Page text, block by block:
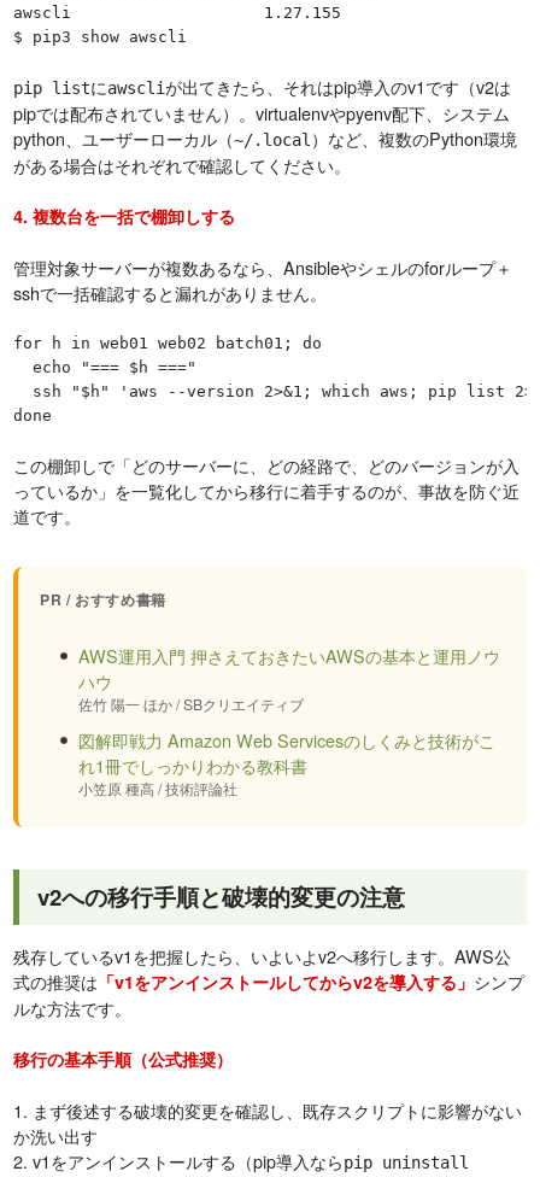
awscli                    1.27.155
$ pip3 show awscli
pip listにawscliが出てきたら、それはpip導入のv1です（v2は
pipでは配布されていません）。virtualenvやpyenv配下、システム
python、ユーザーローカル（~/.local）など、複数のPython環境
がある場合はそれぞれで確認してください。
4. 複数台を一括で棚卸しする
管理対象サーバーが複数あるなら、Ansibleやシェルのforループ＋
sshで一括確認すると漏れがありません。
for h in web01 web02 batch01; do
  echo "=== $h ==="
ssh "$h" 'aws --version 2>&1; which aws; pip list
done
この棚卸しで「どのサーバーに、どの経路で、どのバージョンが入
っているか」を一覧化してから移行に着手するのが、事故を防ぐ近
道です。
PR / おすすめ書籍
AWS運用入門 押さえておきたいAWSの基本と運用ノウ
ハウ
佐竹 陽一 ほか / SBクリエイティブ
図解即戦力 Amazon Web Servicesのしくみと技術がこ
れ1冊でしっかりわかる教科書
小笠原 種高 / 技術評論社
v2への移行手順と破壊的変更の注意
残存しているv1を把握したら、いよいよv2へ移行します。AWS公
式の推奨は 「v1をアンインストールしてからv2を導入する」 シンプ
ルな方法です。
移行の基本手順（公式推奨）
1. まず後述する破壊的変更を確認し、既存スクリプトに影響がない
か洗い出す
2. v1をアンインストールする（pip導入ならpip uninstall